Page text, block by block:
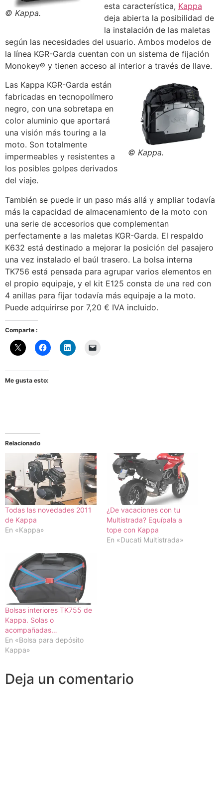
© Kappa.
esta característica, Kappa
deja abierta la posibilidad de
la instalación de las maletas
según las necesidades del usuario. Ambos modelos de
la línea KGR-Garda cuentan con un sistema de fijación
Monokey® y tienen acceso al interior a través de llave.
© Kappa.
Las Kappa KGR-Garda están
fabricadas en tecnopolímero
negro, con una sobretapa en
color aluminio que aportará
una visión más touring a la
moto. Son totalmente
impermeables y resistentes a
los posibles golpes derivados
del viaje.
También se puede ir un paso más allá y ampliar todavía
más la capacidad de almacenamiento de la moto con
una serie de accesorios que complementan
perfectamente a las maletas KGR-Garda. El respaldo
K632 está destinado a mejorar la posición del pasajero
una vez instalado el baúl trasero. La bolsa interna
TK756 está pensada para agrupar varios elementos en
el propio equipaje, y el kit E125 consta de una red con
4 anillas para fijar todavía más equipaje a la moto.
Puede adquirirse por 7,20 € IVA incluido.
Comparte :
Me gusta esto:
Relacionado
Todas las novedades 2011
de Kappa
En «Kappa»
¿De vacaciones con tu
Multistrada? Equípala a
tope con Kappa
En «Ducati Multistrada»
Bolsas interiores TK755 de
Kappa. Solas o
acompañadas…
En «Bolsa para depósito
Kappa»
Deja un comentario